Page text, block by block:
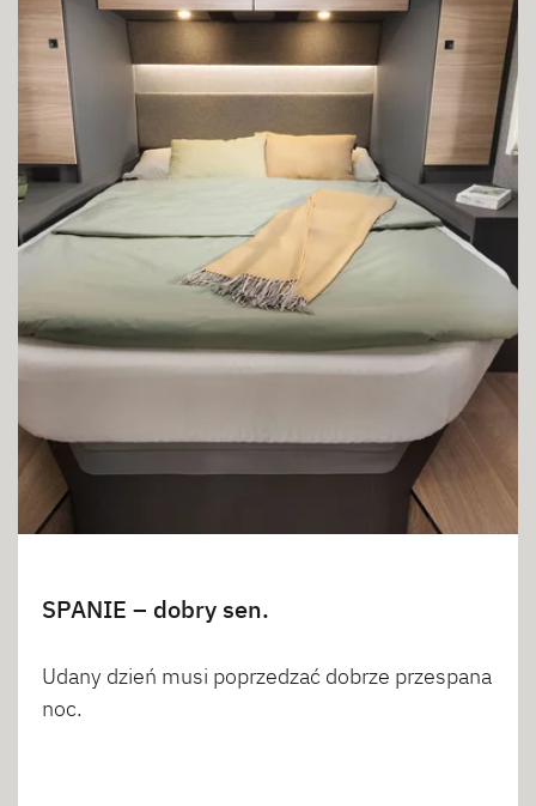
SPANIE – dobry sen.
Udany dzień musi poprzedzać dobrze przespana
noc.